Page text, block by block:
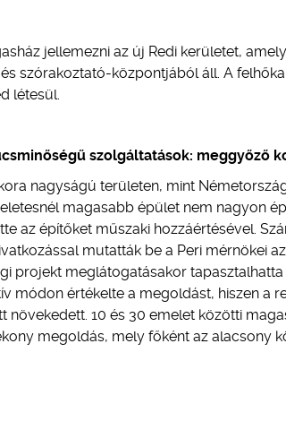
jellemezni az új Redi kerületet,
szórakoztató-központjából áll. A
létesül.
szolgáltatások: meggyőző
nagyságú területen, mint
magasabb épület nem nagyon
az építőket műszaki hozzáértésével.
mutatták be a Peri mérnökei
projekt meglátogatásakor
módon értékelte a megoldást, hiszen a
10 és 30 emelet közötti
megoldás, mely főként az alacsony